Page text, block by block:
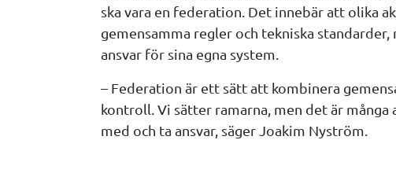
ska vara en federation. Det innebär att olika
gemensamma regler och tekniska
ansvar för sina egna system.
– Federation är ett sätt att kombinera
kontroll. Vi sätter ramarna, men det är många
med och ta ansvar, säger Joakim Nyström.